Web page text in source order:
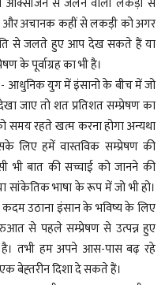
और अचानक कहीं से लकड़ी को अगर
से जलते हुए आप देख सकते हैं या
के पूर्वाग्रह का भी है।
- आधुनिक युग में इंसानो के बीच में जो
जाए तो शत प्रतिशत सम्प्रेषण का
समय रहते खत्म करना होगा अन्यथा
लिए हमें वास्तविक सम्प्रेषण की
भी बात की सच्चाई को जानने की
सांकेतिक भाषा के रूप में जो भी हो।
उठाना इंसान के भविष्य के लिए
से पहले सम्प्रेषण से उत्पन्न हुए
है। तभी हम अपने आस-पास बढ़ रहे
बेह्तरीन दिशा दे सकते हैं।